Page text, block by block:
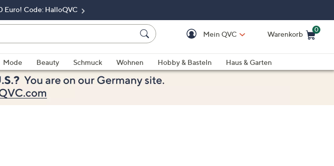
Euro! Code: HalloQVC
Mein QVC Warenkorb
0
Mode Beauty Schmuck Wohnen Hobby & Basteln
Haus & Garten